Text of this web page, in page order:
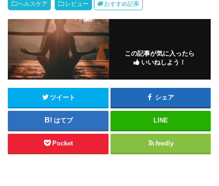
ヘルスケア レビュー おすすめ記事
この記事が気に入ったら
いいねしよう！
ツイート シェア
はてブ LINE
Pocket feedly